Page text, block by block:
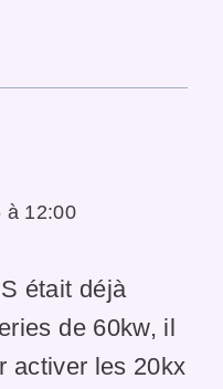
à 12:00
était déjà
de 60kw, il
activer les 20kx